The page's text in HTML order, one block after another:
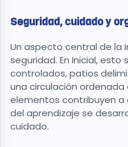
Seguridad, cuidado y
Un aspecto central de la
seguridad. En Inicial,
controlados, patios
una circulación
elementos contribuyen a
del aprendizaje se
cuidado.